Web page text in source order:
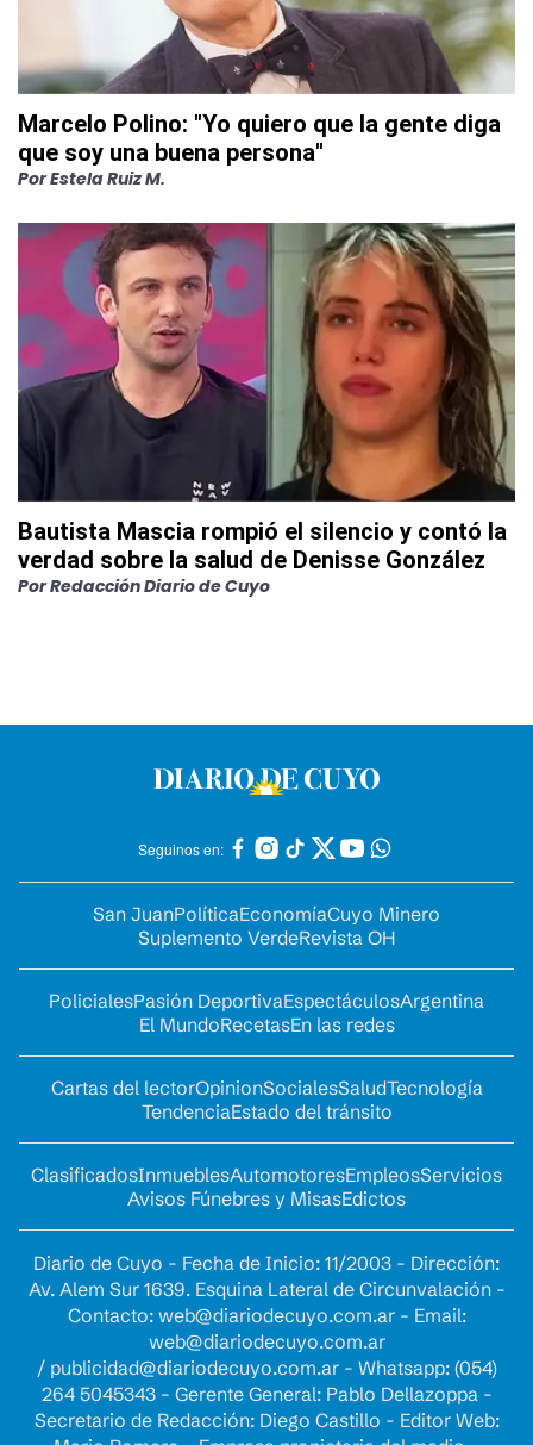
Marcelo Polino: "Yo quiero que la gente diga
que soy una buena persona"
PorEstela Ruiz M.
Bautista Mascia rompió el silencio y contó la
verdad sobre la salud de Denisse González
PorRedacción Diario de Cuyo
Seguinos en:
San JuanPolíticaEconomíaCuyo Minero
Suplemento VerdeRevista OH
PolicialesPasión DeportivaEspectáculosArgentina
El MundoRecetasEn las redes
Cartas del lectorOpinionSocialesSaludTecnología
TendenciaEstado del tránsito
ClasificadosInmueblesAutomotoresEmpleosServicios
Avisos Fúnebres y MisasEdictos
Diario de Cuyo - Fecha de Inicio: 11/2003 - Dirección:
Av. Alem Sur 1639. Esquina Lateral de Circunvalación -
Contacto: web@diariodecuyo.com.ar- Email:
web@diariodecuyo.com.ar
/ publicidad@diariodecuyo.com.ar- Whatsapp: (054)
264 5045343 - Gerente General: Pablo Dellazoppa -
Secretario de Redacción: Diego Castillo - Editor Web: